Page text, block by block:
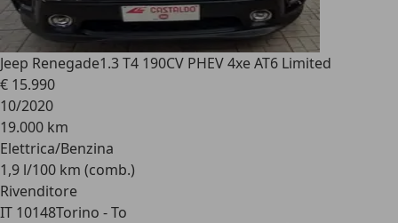
Jeep Renegade1.3 T4 190CV PHEV 4xe AT6 Limited
€ 15.990
10/2020
19.000 km
Elettrica/Benzina
1,9 l/100 km (comb.)
Rivenditore
IT 10148Torino - To